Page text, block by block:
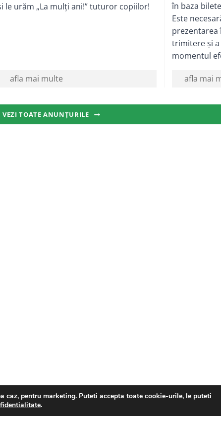
le urăm „La mulți ani!” tuturor copiilor!
afla mai multe
în baza
Este
prezentarea
trimitere și
momentul
afla mai
VEZI TOATE ANUNȚURILEVEZI
TOATE
pentru marketing. Puteti accepta toate cookie-urile, le puteti
.